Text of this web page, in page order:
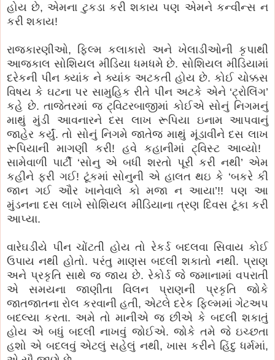
હોય છે, એમના ટુકડા કરી શકાય પણ એમને કન્વીન્સ ન
કરી શકાય!
રાજકારણીઓ, ફિલ્મ કલાકારો અને ખેલાડીઓની કૃપાથી
આજકાલ સોશિયલ મીડિયા ધમધમે છે. સોશિયલ મીડિયામાં
દરેકની પીન ક્યાંક ને ક્યાંક અટકતી હોય છે. કોઈ ચોક્કસ
વિષય કે ઘટના પર સામુહિક રીતે પીન અટકે એને ‘ટ્રોલિંગ’
કહે છે. તાજેતરમાં જ ટ્વિટરબાજીમાં કોઈએ સોનું નિગમનું
માથું મુંડી આવનારને દસ લાખ રૂપિયા ઇનામ આપવાનું
જાહેર કર્યું. તો સોનું નિગમે જાતેજ માથું મૂંડાવીને દસ લાખ
રૂપિયાની માગણી કરી​!​ હવે કહાનીમાં ટ્વિસ્ટ આવ્યો!​ ​
સામેવાળી પાર્ટી ‘સોનુ એ બધી શરતો પૂરી કરી નથી’ એમ
કહીને ફરી ગઈ! ટૂંકમાં સોનુની એ હાલત થઇ કે ‘બકરે કી
જાન ગઈ ઔર ખાનેવાલે કો મજા ન આયા’!! પણ આ
મુંડનના દસ લાખે સોશિયલ મીડિયાના ત્રણ દિવસ ટૂંકા કરી
આપ્યા.
વારેઘડીયે પીન ચોંટતી હોય તો રેકર્ડ બદલવા સિવાય કોઈ
ઉપાય નથી હોતો. પરંતુ માણસ બદલી શકાતો નથી. પ્રાણ
અને પ્રકૃતિ સાથે જ જાય છે. રેકોર્ડ જે જમાનામાં વપરાતી
એ સમયના જાણીતા વિલન પ્રાણની પ્રકૃતિ જોકે
જાતજાતના રોલ કરવાની હતી, એટલે દરેક ફિલ્મમાં ગેટઅપ
બદલ્યા કરતા. અમે તો માનીએ જ છીએ કે બદલી શકાતું
હોય એ બધું બદલી નાખવું જોઈએ. જોકે તમે જે ઇચ્છતા
હશો એ બદલવું એટલું સહેલું નથી, ખાસ કરીને હિંદુ ધર્મમાં,